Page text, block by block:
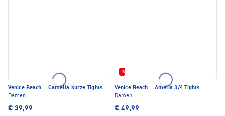
Venice Beach · Camelia kurze Tights
Damen
€ 39,99
Neu
Venice Beach · Amelia 3/4 Tights
Damen
€ 49,99